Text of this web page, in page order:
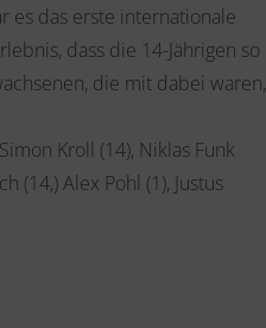
es das erste internationale
dass die 14-Jährigen so
die mit dabei waren,
Kroll (14), Niklas Funk
(14,) Alex Pohl (1), Justus